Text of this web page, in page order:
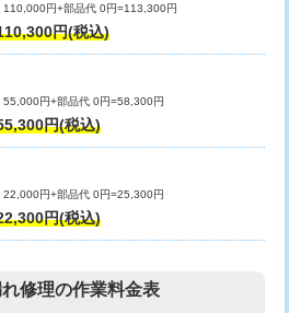
㎝まで）
㎝超え）
で）
え）
16,500円
デッキ
付・デッキ
16,500円+材料費
トラップ
11,000円+材料費
円+部品代 0円=113,300円
円(税込)
円+部品代 0円=58,300円
円(税込)
円+部品代 0円=25,300円
円(税込)
修理の作業料金表